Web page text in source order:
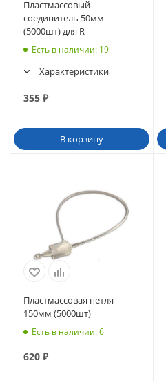
Пластмассовый
соединитель 50мм
(5000шт) для R
Есть в наличии: 19
Характеристики
355 ₽
В корзину
Пластмассовая петля
150мм (5000шт)
Есть в наличии: 6
620 ₽